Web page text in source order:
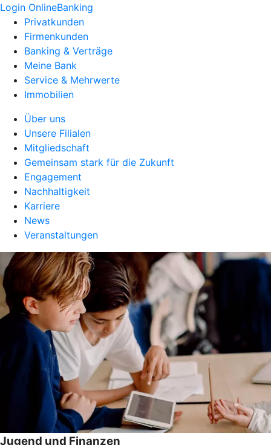
Login OnlineBanking
Privatkunden
Firmenkunden
Banking & Verträge
Meine Bank
Service & Mehrwerte
Immobilien
Über uns
Unsere Filialen
Mitgliedschaft
Gemeinsam stark für die Zukunft
Engagement
Nachhaltigkeit
Karriere
News
Veranstaltungen
Jugend und Finanzen